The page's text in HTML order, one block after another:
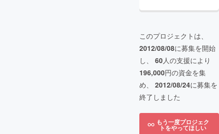
このプロジェクトは、
2012/08/08に募集を開始
し、 60人の支援により
196,000円の資金を集
め、 2012/08/24に募集を
終了しました
もう一度プロジェク
トをやってほしい